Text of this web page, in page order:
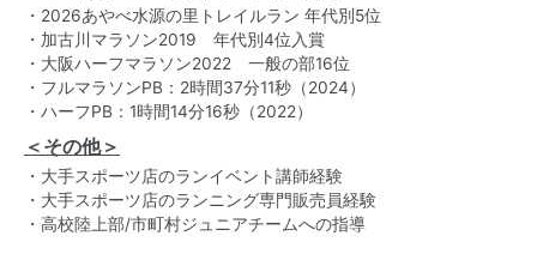
・2026あやべ水源の里トレイルラン 年代別5位
・加古川マラソン2019 年代別4位入賞
・大阪ハーフマラソン2022 一般の部16位
・フルマラソンPB：2時間37分11秒（2024）
・ハーフPB：1時間14分16秒（2022）
＜その他＞
・大手スポーツ店のランイベント講師経験
・大手スポーツ店のランニング専門販売員経験
・高校陸上部/市町村ジュニアチームへの指導